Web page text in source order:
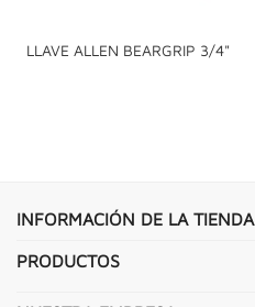
LLAVE ALLEN BEARGRIP 3/4"
INFORMACIÓN DE LA TIENDA
PRODUCTOS